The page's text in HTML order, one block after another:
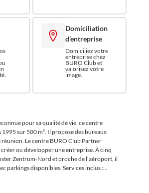
Domiciliation
d’entreprise
Domiciliez votre
entreprise chez
BURO Club et
valorisez votre
image.
pour sa qualité de vie, ce centre
1995 sur 500 m². Il propose des bureaux
réunion. Le centre BURO Club Partner
ou développer une entreprise. À cinq
Zentrum-Nord et proche de l’aéroport, il
parkings disponibles. Services inclus :